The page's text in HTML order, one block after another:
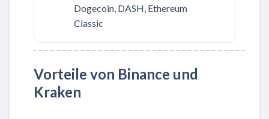
Dogecoin, DASH, Ethereum
Classic
Vorteile von Binance und
Kraken